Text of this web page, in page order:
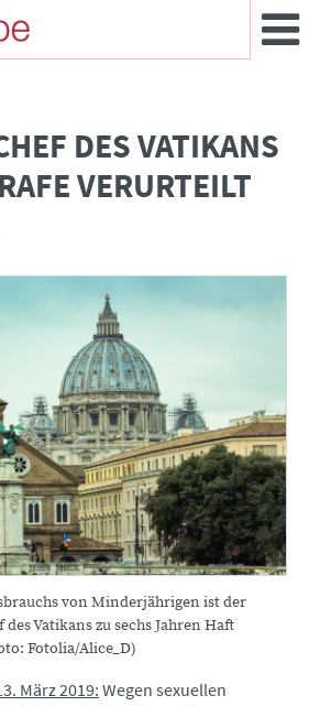
DES VATIKANS
VERURTEILT
von Minderjährigen ist der
Vatikans zu sechs Jahren Haft
Fotolia/Alice_D)
März 2019: Wegen sexuellen